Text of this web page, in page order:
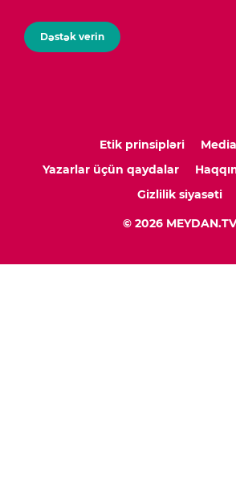
Dəstək verin
Etik prinsipləri
Yazarlar üçün qaydalar
Gizlilik siyasəti
© 2026 MEYDAN.TV